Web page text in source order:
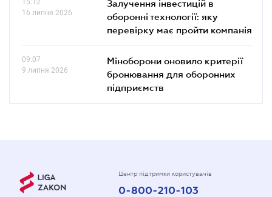
16 липня 2026
Залучення інвестицій в
оборонні технології: яку
перевірку має пройти компанія
09.07
9 липня 2026
Міноборони оновило критерії
бронювання для оборонних
підприємств
Центр підтримки користувачів
0-800-210-103